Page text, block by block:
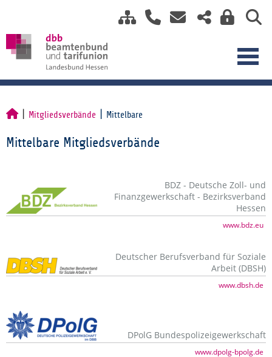
Mitgliedsverbände Mittelbare
Mittelbare Mitgliedsverbände
BDZ - Deutsche Zoll- und
Finanzgewerkschaft - Bezirksverband
Hessen
www.bdz.eu
Deutscher Berufsverband für Soziale
Arbeit (DBSH)
www.dbsh.de
DPolG Bundespolizeigewerkschaft
www.dpolg-bpolg.de